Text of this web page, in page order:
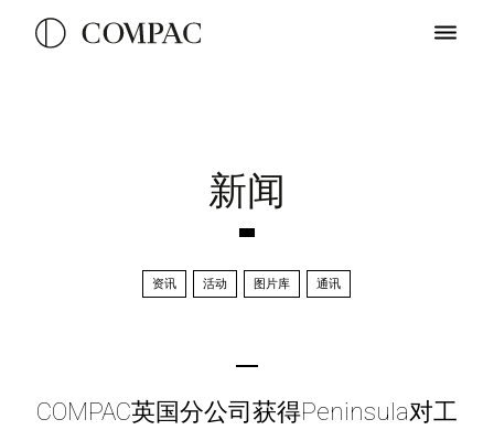
新闻
资讯 活动 图片库 通讯
COMPAC英国分公司获得Peninsula对工